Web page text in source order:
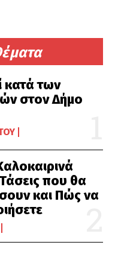
κατά των
στον Δήμο
που θα
και Πώς να